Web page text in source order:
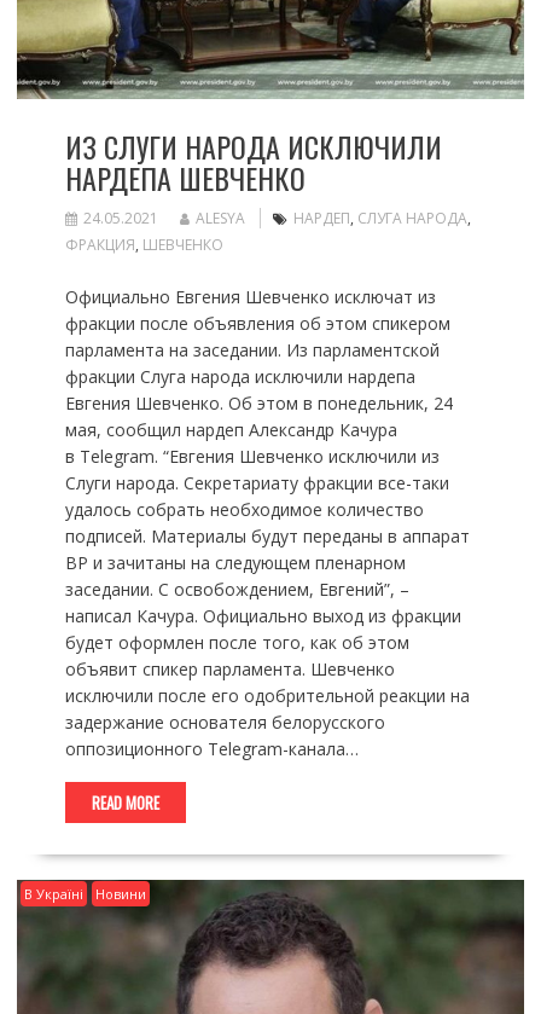
ИЗ СЛУГИ НАРОДА ИСКЛЮЧИЛИ
НАРДЕПА ШЕВЧЕНКО
24.05.2021 ALESYA НАРДЕП, СЛУГА НАРОДА,
ФРАКЦИЯ, ШЕВЧЕНКО
Официально Евгения Шевченко исключат из
фракции после объявления об этом спикером
парламента на заседании. Из парламентской
фракции Слуга народа исключили нардепа
Евгения Шевченко. Об этом в понедельник, 24
мая, сообщил нардеп Александр Качура
в Telegram. “Евгения Шевченко исключили из
Слуги народа. Секретариату фракции все-таки
удалось собрать необходимое количество
подписей. Материалы будут переданы в аппарат
ВР и зачитаны на следующем пленарном
заседании. С освобождением, Евгений”, –
написал Качура. Официально выход из фракции
будет оформлен после того, как об этом
объявит спикер парламента. Шевченко
исключили после его одобрительной реакции на
задержание основателя белорусского
оппозиционного Telegram-канала…
READ MORE
В Україні Новини